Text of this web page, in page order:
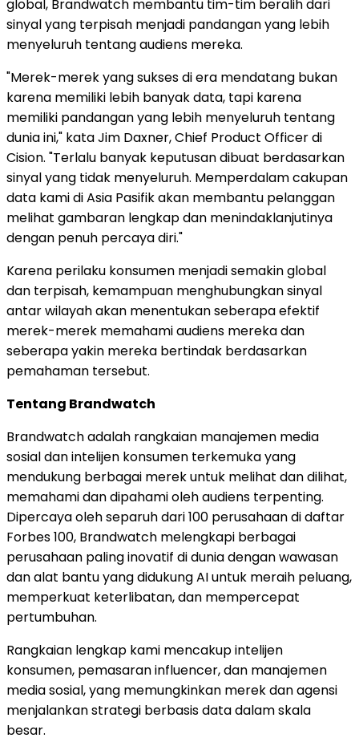
global, Brandwatch membantu tim-tim beralih dari
sinyal yang terpisah menjadi pandangan yang lebih
menyeluruh tentang audiens mereka.
"Merek-merek yang sukses di era mendatang bukan
karena memiliki lebih banyak data, tapi karena
memiliki pandangan yang lebih menyeluruh tentang
dunia ini," kata Jim Daxner, Chief Product Officer di
Cision. "Terlalu banyak keputusan dibuat berdasarkan
sinyal yang tidak menyeluruh. Memperdalam cakupan
data kami di Asia Pasifik akan membantu pelanggan
melihat gambaran lengkap dan menindaklanjutinya
dengan penuh percaya diri."
Karena perilaku konsumen menjadi semakin global
dan terpisah, kemampuan menghubungkan sinyal
antar wilayah akan menentukan seberapa efektif
merek-merek memahami audiens mereka dan
seberapa yakin mereka bertindak berdasarkan
pemahaman tersebut.
Tentang Brandwatch
Brandwatch adalah rangkaian manajemen media
sosial dan intelijen konsumen terkemuka yang
mendukung berbagai merek untuk melihat dan dilihat,
memahami dan dipahami oleh audiens terpenting.
Dipercaya oleh separuh dari 100 perusahaan di daftar
Forbes 100, Brandwatch melengkapi berbagai
perusahaan paling inovatif di dunia dengan wawasan
dan alat bantu yang didukung AI untuk meraih peluang,
memperkuat keterlibatan, dan mempercepat
pertumbuhan.
Rangkaian lengkap kami mencakup intelijen
konsumen, pemasaran influencer, dan manajemen
media sosial, yang memungkinkan merek dan agensi
menjalankan strategi berbasis data dalam skala
besar.